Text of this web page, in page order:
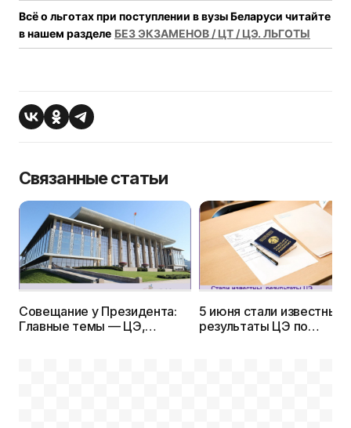
Всё о льготах при поступлении в вузы Беларуси читайте
в нашем разделе БЕЗ ЭКЗАМЕНОВ / ЦТ / ЦЭ. ЛЬГОТЫ
Связанные статьи
Совещание у Президента:
Главные темы — ЦЭ,
5 июня стали известны
результаты ЦЭ по